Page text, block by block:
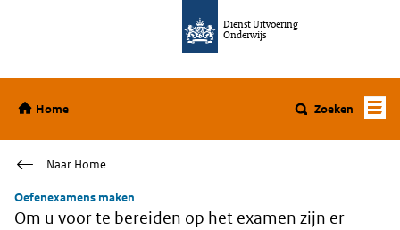
Dienst Uitvoering
Onderwijs
Home
Home Zoeken
Naar Home
Oefenexamens maken
Om u voor te bereiden op het examen zijn er